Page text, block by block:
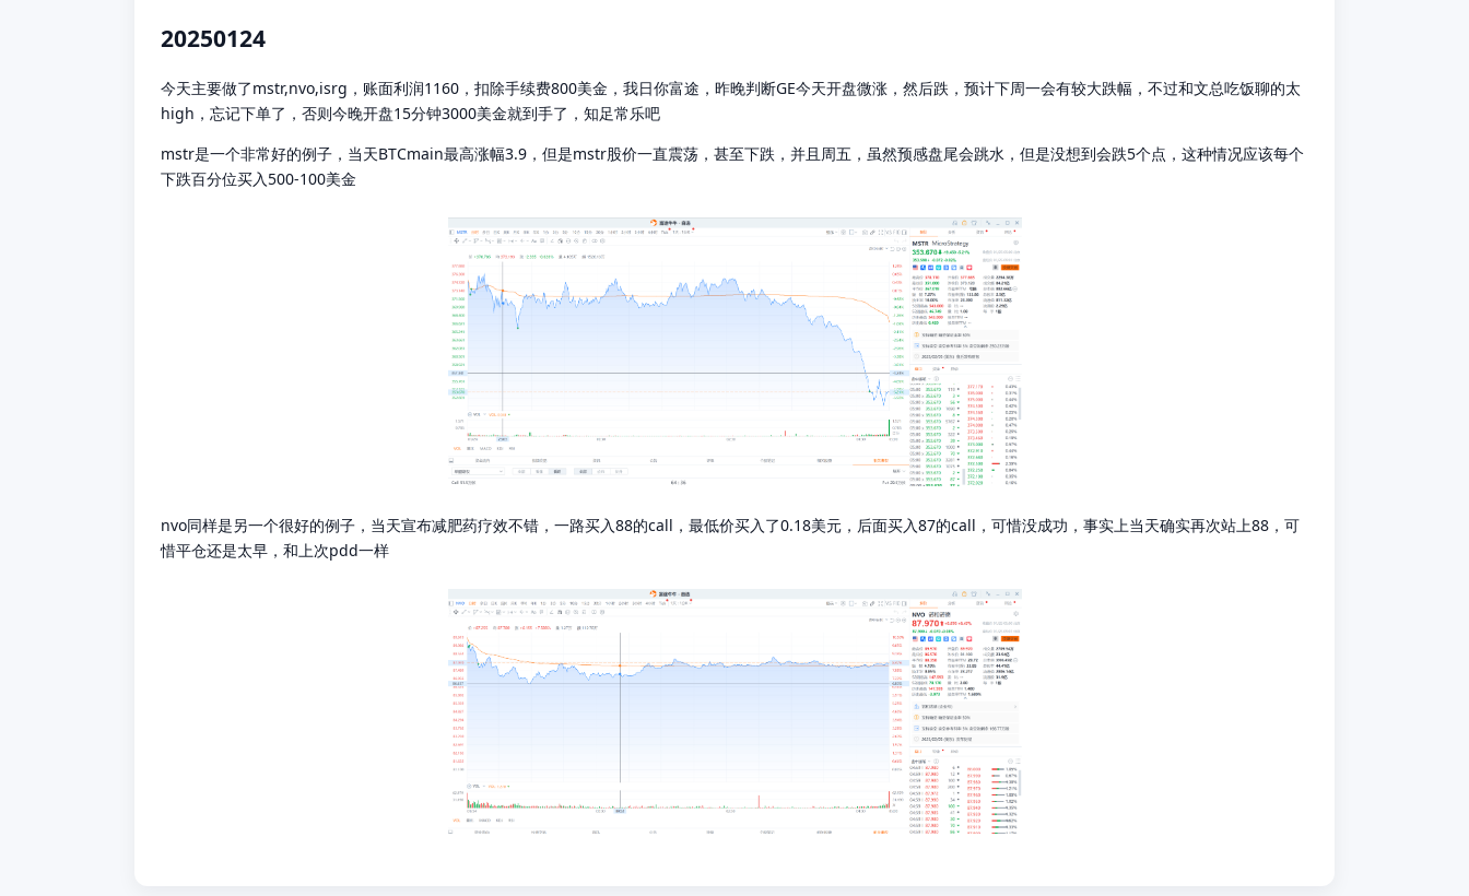
20250124
今天主要做了mstr,nvo,isrg，账面利润1160，扣除手续费800美金，我日你富途，昨晚判断GE今天开盘微涨，然后跌，预计下周一会有较大跌幅，不过和文总吃饭聊的太
high，忘记下单了，否则今晚开盘15分钟3000美金就到手了，知足常乐吧
mstr是一个非常好的例子，当天BTCmain最高涨幅3.9，但是mstr股价一直震荡，甚至下跌，并且周五，虽然预感盘尾会跳水，但是没想到会跌5个点，这种情况应该每个
下跌百分位买入500-100美金
nvo同样是另一个很好的例子，当天宣布减肥药疗效不错，一路买入88的call，最低价买入了0.18美元，后面买入87的call，可惜没成功，事实上当天确实再次站上88，可
惜平仓还是太早，和上次pdd一样